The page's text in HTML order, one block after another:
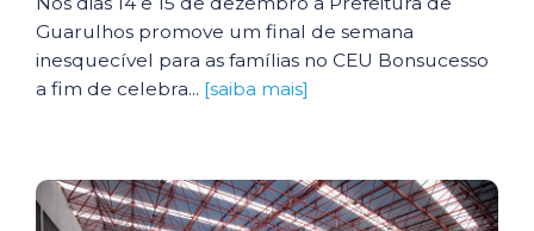
Guarulhos promove um final de semana
inesquecível para as famílias no CEU Bonsucesso
a fim de celebra... [saiba mais]